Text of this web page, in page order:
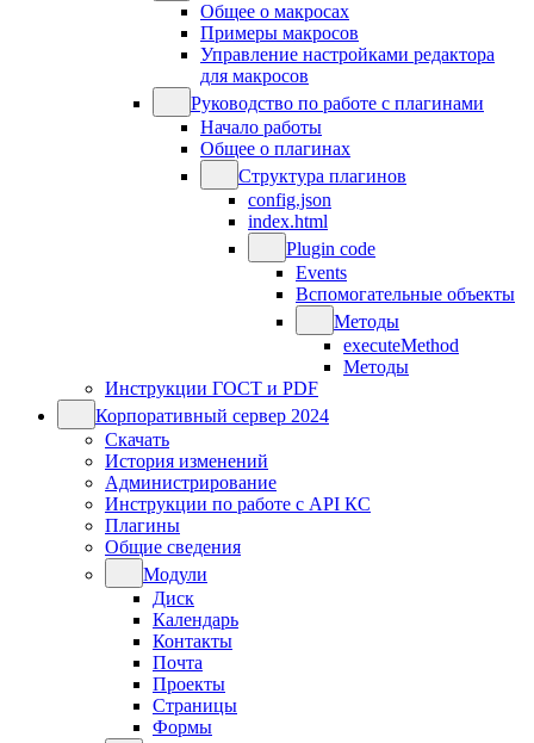
Общее о макросах
Примеры макросов
Управление настройками редактора
для макросов
Руководство по работе с плагинами
Начало работы
Общее о плагинах
Структура плагинов
config.json
index.html
Plugin code
Events
Вспомогательные объекты
Методы
executeMethod
Методы
Инструкции ГОСТ и PDF
Корпоративный сервер 2024
Скачать
История изменений
Администрирование
Инструкции по работе с API КС
Плагины
Общие сведения
Модули
Диск
Календарь
Контакты
Почта
Проекты
Страницы
Формы